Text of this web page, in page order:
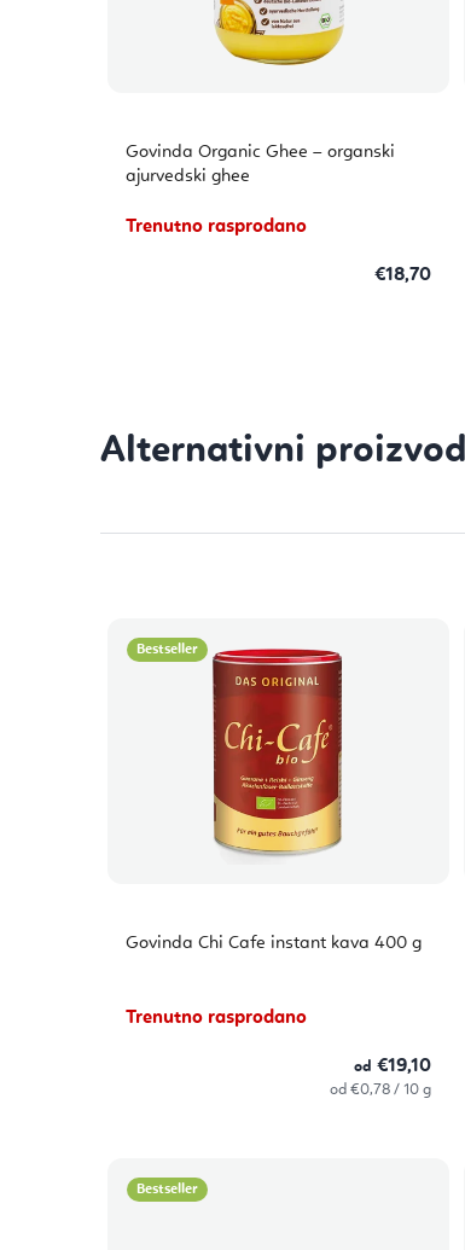
Govinda Organic Ghee – organski
ajurvedski ghee
Trenutno rasprodano
€18,70
Bestseller
Govinda Chi Cafe instant kava 400 g
Trenutno rasprodano
od €19,10
Izračunaj
od €0,78 / 10 g
Bestseller